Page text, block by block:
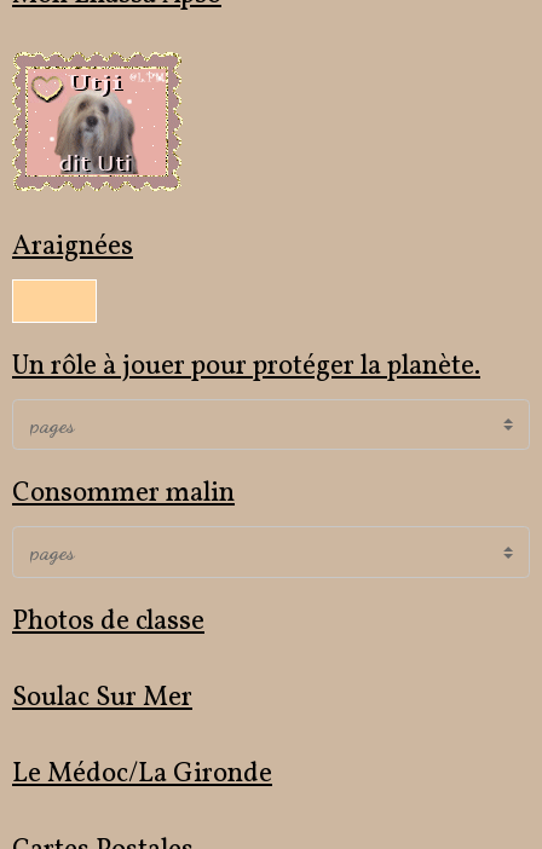
Araignées
Un rôle à jouer pour protéger la planète.
Consommer malin
Photos de classe
Soulac Sur Mer
Le Médoc/La Gironde